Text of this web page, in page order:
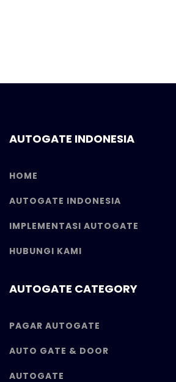
AUTOGATE INDONESIA
HOME
AUTOGATE INDONESIA
IMPLEMENTASI AUTOGATE
HUBUNGI KAMI
AUTOGATE CATEGORY
PAGAR AUTOGATE
AUTO GATE & DOOR
AUTOGATE